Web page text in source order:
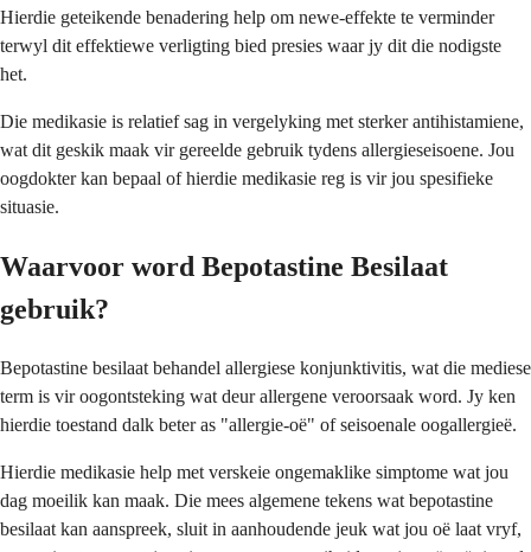
Hierdie geteikende benadering help om newe-effekte te verminder
terwyl dit effektiewe verligting bied presies waar jy dit die nodigste
het.
Die medikasie is relatief sag in vergelyking met sterker antihistamiene,
wat dit geskik maak vir gereelde gebruik tydens allergieseisoene. Jou
oogdokter kan bepaal of hierdie medikasie reg is vir jou spesifieke
situasie.
Waarvoor word Bepotastine Besilaat
gebruik?
Bepotastine besilaat behandel allergiese konjunktivitis, wat die mediese
term is vir oogontsteking wat deur allergene veroorsaak word. Jy ken
hierdie toestand dalk beter as "allergie-oë" of seisoenale oogallergieë.
Hierdie medikasie help met verskeie ongemaklike simptome wat jou
dag moeilik kan maak. Die mees algemene tekens wat bepotastine
besilaat kan aanspreek, sluit in aanhoudende jeuk wat jou oë laat vryf,